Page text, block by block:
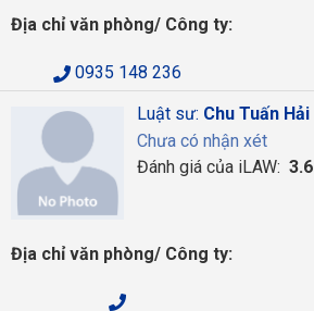
Địa chỉ văn phòng/ Công ty:
0935 148 236
Luật sư: Chu Tuấn Hải
Chưa có nhận xét
Đánh giá của iLAW: 3.6
Địa chỉ văn phòng/ Công ty: